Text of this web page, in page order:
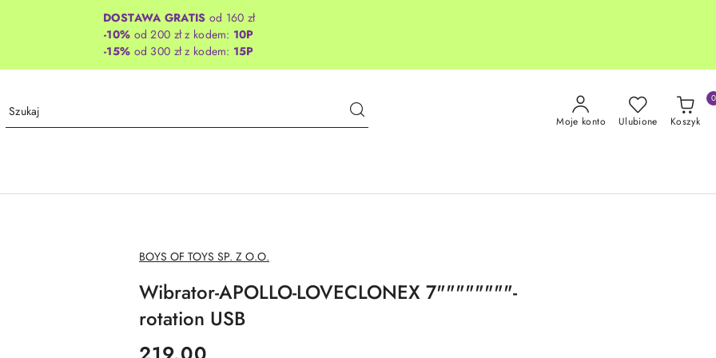
DOSTAWA GRATIS od 160 zł
-10% od 200 zł z kodem: 10P
-15% od 300 zł z kodem: 15P
Moje konto Ulubione Koszyk
0
NAZWA
PRODUCENTA:
BOYS OF TOYS SP. Z O.O.
Wibrator-APOLLO-LOVECLONEX 7""""""""-
rotation USB